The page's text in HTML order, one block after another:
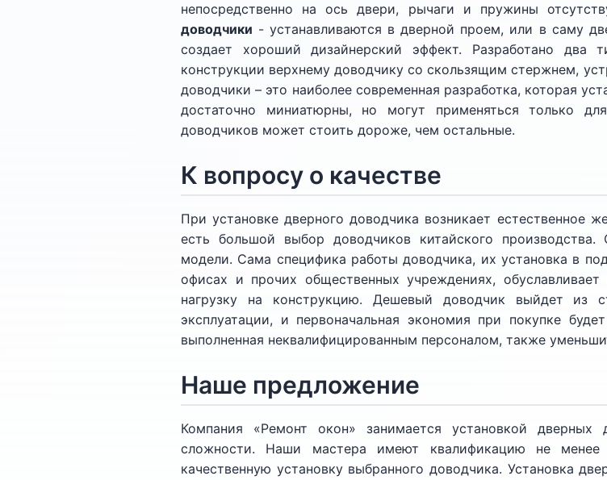
непосредственно на ось двери, рычаги и пружины
доводчики - устанавливаются в дверной проем, или в саму
создает хороший дизайнерский эффект. Разработано два
конструкции верхнему доводчику со скользящим стержнем,
доводчики – это наиболее современная разработка, которая
достаточно миниатюрны, но могут применяться только
доводчиков может стоить дороже, чем остальные.
К вопросу о качестве
При установке дверного доводчика возникает естественное
есть большой выбор доводчиков китайского
модели. Сама специфика работы доводчика, их установка в
офисах и прочих общественных учреждениях,
нагрузку на конструкцию. Дешевый доводчик выйдет из
эксплуатации, и первоначальная экономия при покупке
выполненная неквалифицированным персоналом, также
Наше предложение
Компания «Ремонт окон» занимается установкой
сложности. Наши мастера имеют квалификацию не менее
качественную установку выбранного доводчика. Установка